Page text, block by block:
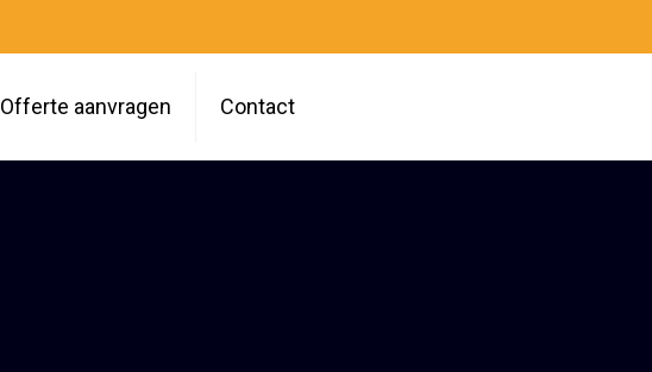
Offerte aanvragen Contact